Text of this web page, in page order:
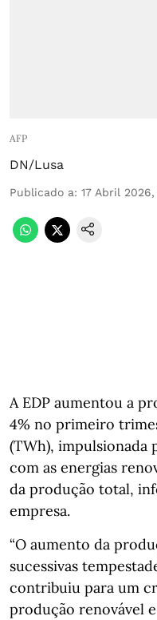
AFP
DN/Lusa
Publicado a: 17 Abril 2026,
A EDP aumentou a
4% no primeiro
(TWh), impulsionada
com as energias
da produção total,
empresa.
“O aumento da
sucessivas
contribuiu para um
produção renovável